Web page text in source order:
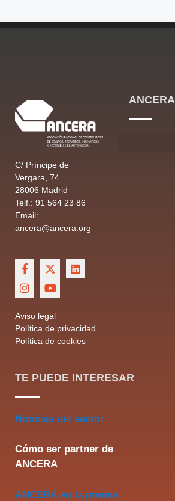
C/ Príncipe de
Vergara, 74
28006 Madrid
Telf.: 91 564 23 86
Email:
ancera@ancera.org
Aviso legal
Política de privacidad
Política de cookies
ANCERA
TE PUEDE INTERESAR
Noticias del sector
Cómo ser partner de
ANCERA
ANCERA en la prensa